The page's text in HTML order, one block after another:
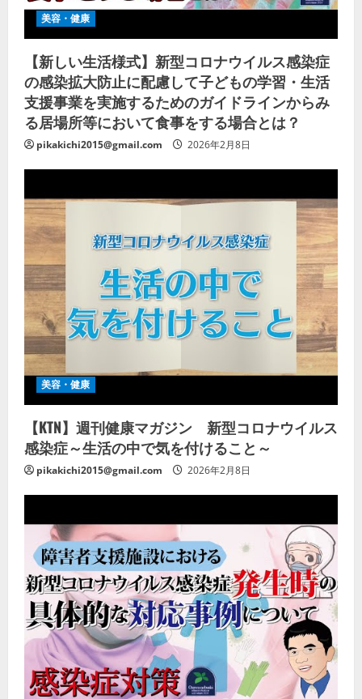
美容・健康
【新しい生活様式】新型コロナウイルス感染症
の感染拡大防止に配慮して子どもの学習・生活
支援事業を実施するためのガイドラインからみ
る居場所等において食事をする場合とは？
pikakichi2015@gmail.com 2026年2月8日
美容・健康
【KTN】週刊健康マガジン 新型コロナウイルス
感染症～生活の中で気を付けること～
pikakichi2015@gmail.com 2026年2月8日